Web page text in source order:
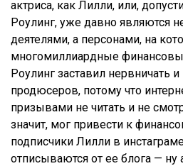
актриса, как Лилли, или,
Роулинг, уже давно являются
деятелями, а персонами, на
многомиллиардные
Роулинг заставил нервничать и
продюсеров, потому что
призывами не читать и не
значит, мог привести к
подписчики Лилли в
отписываются от ее блога — ну